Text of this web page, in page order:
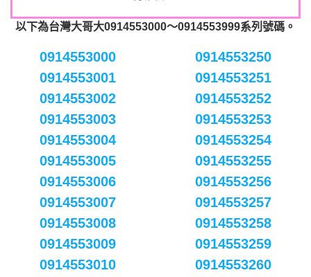
以下為台灣大哥大0914553000～0914553999系列號碼。
0914553000
0914553001
0914553002
0914553003
0914553004
0914553005
0914553006
0914553007
0914553008
0914553009
0914553010
0914553250
0914553251
0914553252
0914553253
0914553254
0914553255
0914553256
0914553257
0914553258
0914553259
0914553260